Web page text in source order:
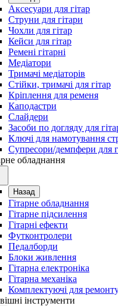
Аксесуари для гітар
Струни для гітари
Чохли для гітар
Кейси для гітар
Ремені гітарні
Медіатори
Тримачі медіаторів
Стійки, тримачі для гітар
Кріплення для ременя
Каподастри
Слайдери
Засоби по догляду для
Ключі для намотування
Супресори/демпфери для
обладнання
Назад
Гітарне обладнання
Гітарне підсилення
Гітарні ефекти
Футконтролери
Педалборди
Блоки живлення
Гітарна електроніка
Гітарна механіка
Комплектуючі для
інструменти